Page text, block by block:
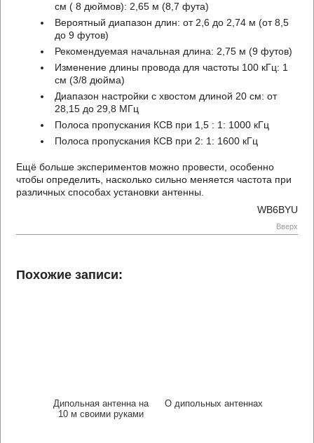
см ( 8 дюймов): 2,65 м (8,7 фута)
Вероятный диапазон длин: от 2,6 до 2,74 м (от 8,5
до 9 футов)
Рекомендуемая начальная длина: 2,75 м (9 футов)
Изменение длины провода для частоты 100 кГц: 1
см (3/8 дюйма)
Диапазон настройки с хвостом длиной 20 см: от
28,15 до 29,8 МГц
Полоса пропускания КСВ при 1,5 : 1: 1000 кГц
Полоса пропускания КСВ при 2: 1: 1600 кГц
Ещё больше экспериментов можно провести, особенно
чтобы определить, насколько сильно меняется частота при
различных способах установки антенны.
WB6BYU
Вверх
Похожие записи:
Дипольная антенна на
10 м своими руками
О дипольных антеннах